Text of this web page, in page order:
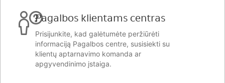
Pagalbos klientams centras
Prisijunkite, kad galėtumėte peržiūrėti
informaciją Pagalbos centre, susisiekti su
klientų aptarnavimo komanda ar
apgyvendinimo įstaiga.